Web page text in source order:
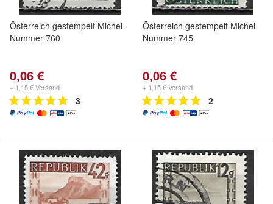
Österreich gestempelt Michel-
Nummer 760
0,06 €
+ 1,15 € Versand
3
Österreich gestempelt Michel-
Nummer 745
0,06 €
+ 1,15 € Versand
2